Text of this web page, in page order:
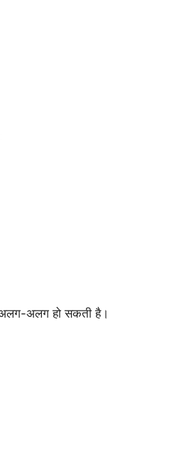
अलग हो सकती है।